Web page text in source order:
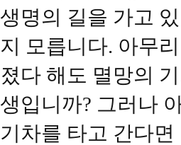
생명의 길을 가고
지 모릅니다. 아무
졌다 해도 멸망의
생입니까? 그러나
기차를 타고 간다